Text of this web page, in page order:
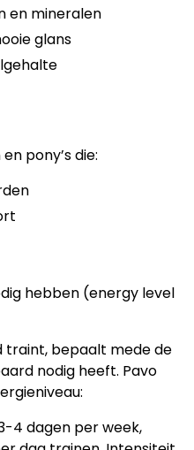
en mineralen
glans
pony’s die:
hebben (energy level
traint, bepaalt mede de
nodig heeft. Pavo
4 dagen per week,